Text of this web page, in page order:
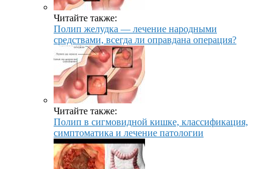
Читайте также:
Полип желудка — лечение народными
средствами, всегда ли оправдана операция?
Читайте также:
Полип в сигмовидной кишке, классификация,
симптоматика и лечение патологии